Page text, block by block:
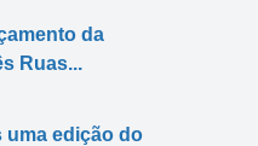
da
Ruas...
uma edição do